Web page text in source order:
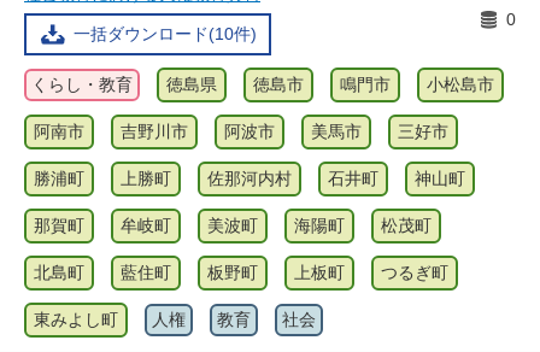
一括ダウンロード(10件)
0
くらし・教育 徳島県 徳島市 鳴門市 小松島市
阿南市 吉野川市 阿波市 美馬市 三好市
勝浦町 上勝町 佐那河内村 石井町 神山町
那賀町 牟岐町 美波町 海陽町 松茂町
北島町 藍住町 板野町 上板町 つるぎ町
東みよし町 人権 教育 社会